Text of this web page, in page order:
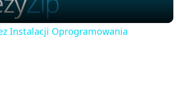
Instalacji Oprogramowania